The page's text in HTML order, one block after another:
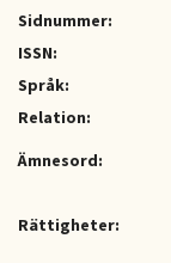
Sidnummer:
ISSN:
Språk:
Relation:
Ämnesord:
Rättigheter: